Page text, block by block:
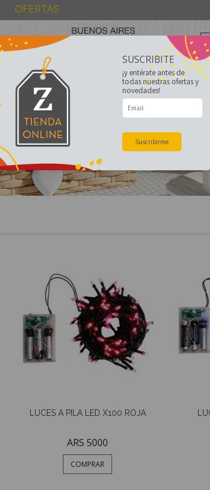
OFERTAS
LUCES A PILA LED X100 ROJA
ARS 5000
COMPRAR
SUSCRIBITE
¡y entérate antes de
todas nuestras ofertas y
novedades!
Suscribirme